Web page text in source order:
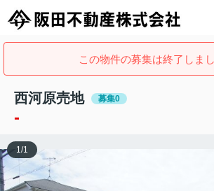
この物件の募集は終了しまし
西河原売地 募集0
-
1/1